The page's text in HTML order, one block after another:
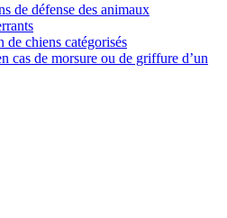
de défense des animaux
de chiens catégorisés
cas de morsure ou de griffure d’un